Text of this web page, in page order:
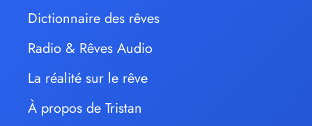
Dictionnaire des rêves
Radio & Rêves Audio
La réalité sur le rêve
À propos de Tristan